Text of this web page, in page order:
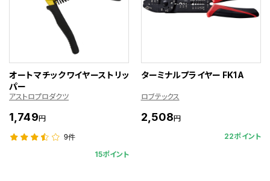
オートマチックワイヤーストリッ
パー
アストロプロダクツ
1,749円
9件
15ポイント
ターミナルプライヤー FK1A
ロブテックス
2,508円
22ポイント